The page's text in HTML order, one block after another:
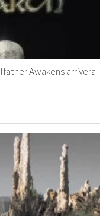
Awakens arrivera